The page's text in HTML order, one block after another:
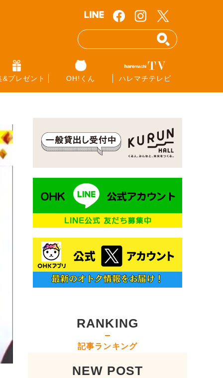
&プレゼント OH!くん ハレマチテレビ
RANKING
記事ランキング
NEW POST